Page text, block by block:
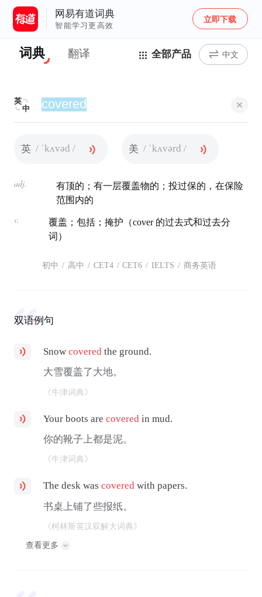
网易有道词典
智能学习更高效
立即下载
词典 翻译 全部产品 中文
英
中
英 / ˈkʌvəd / 美 / ˈkʌvərd /
adj.
有顶的；有一层覆盖物的；投过保的，在保险
范围内的
v.
覆盖；包括；掩护（cover 的过去式和过去分
词）
初中 / 高中 / CET4 / CET6 / IELTS / 商务英语
双语例句
Snowcovered the ground.
大雪覆盖了大地。
《牛津词典》
Your boots arecovered in mud.
你的靴子上都是泥。
《牛津词典》
The desk wascovered with papers.
书桌上铺了些报纸。
《柯林斯英汉双解大词典》
查看更多